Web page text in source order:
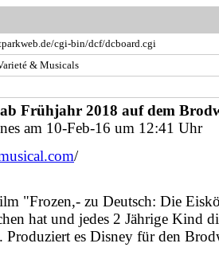
cgi-bin/dcf/dcboard.cgi
& Musicals
Frühjahr 2018 auf dem
am 10-Feb-16 um 12:41 Uhr
/
"Frozen,- zu Deutsch: Die
hat und jedes 2 Jährige Kind
Produziert es Disney für den